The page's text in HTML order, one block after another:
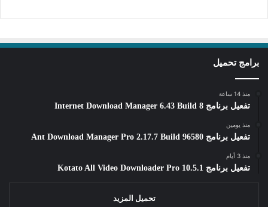
برامج تحميل
منذ 14 ساعة
تفعيل برنامج Internet Download Manager 6.43 Build 8
منذ يومين
تفعيل برنامج Ant Download Manager Pro 2.17.7 Build 96580
منذ 3 أيام
تفعيل برنامج Kotato All Video Downloader Pro 10.5.1
تحميل المزيد